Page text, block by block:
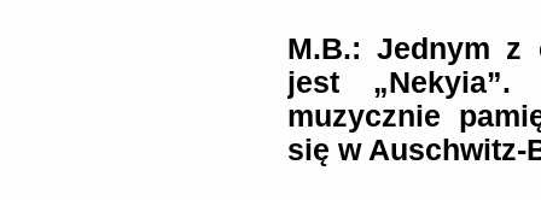
M.B.: Jednym z
jest „Nekyia”.
muzycznie
się w Auschwitz-